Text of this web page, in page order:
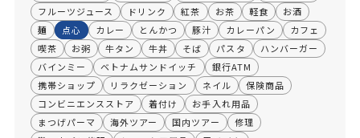
フルーツジュース
ドリンク 紅茶 お茶 軽食
お酒
麺
点心 カレー とんかつ 豚汁 カレーパン
カフェ
喫茶
お粥 牛タン 牛丼 そば パスタ
ハンバーガー
バインミー
ベトナムサンドイッチ
銀行ATM
携帯ショップ
リラクゼーション ネイル
保険商品
コンビニエンスストア
着付け
お手入れ用品
まつげパーマ
海外ツアー 国内ツアー
修理